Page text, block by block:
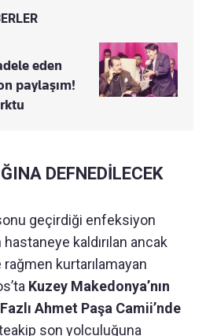
eden
paylaşım!
DEFNEDİLECEK
geçirdiği enfeksiyon
kaldırılan ancak
kurtarılamayan
Kuzey Makedonya’nın
Ahmet Paşa Camii’nde
son yolculuğuna